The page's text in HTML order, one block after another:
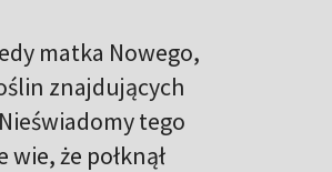
matka Nowego,
znajdujących
tego
wie, że połknął